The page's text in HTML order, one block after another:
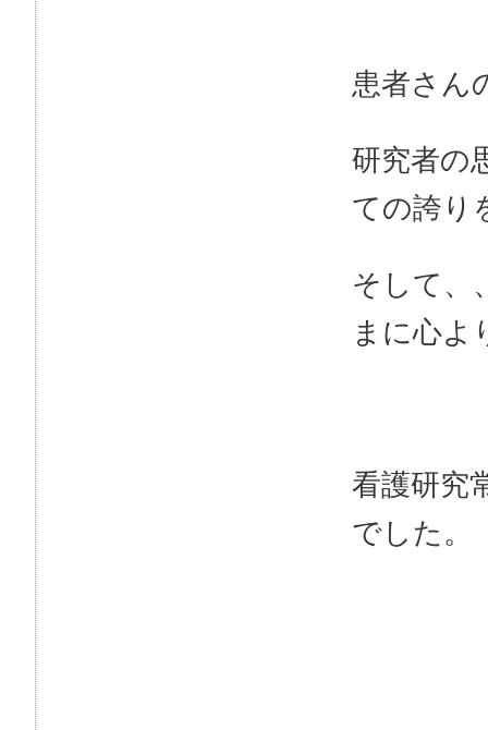
患者さん
研究者の
ての誇り
そして、
まに心よ
看護研究
でした。